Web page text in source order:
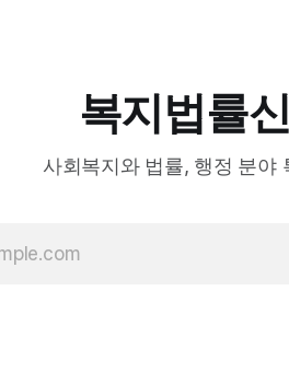
복지법률
사회복지와 법률, 행정 분야